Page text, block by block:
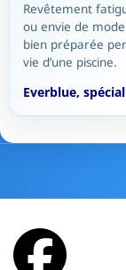
Revêtement
ou envie de
bien préparée
vie d’une piscine.
Everblue,